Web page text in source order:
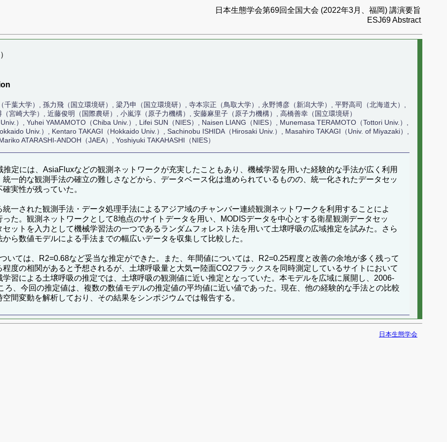
日本生態学会第69回全国大会 (2022年3月、福岡) 講演要旨
ESJ69 Abstract
葉大学）, 孫力飛（国立環境研）, 梁乃申（国立環境研）, 寺本宗正（鳥取大学）, 永野博彦（新潟大学）, 平野高司（北海道大）,
宮崎大学）, 近藤俊明（国際農研）, 小嵐淳（原子力機構）, 安藤麻里子（原子力機構）, 高橋善幸（国立環境研）
）, Yuhei YAMAMOTO（Chiba Univ.）, Lifei SUN（NIES）, Naisen LIANG（NIES）, Munemasa TERAMOTO（Tottori Univ.）,
Univ.）, Kentaro TAKAGI（Hokkaido Univ.）, Sachinobu ISHIDA（Hirosaki Univ.）, Masahiro TAKAGI（Univ. of Miyazaki）,
ATARASHI-ANDOH（JAEA）, Yoshiyuki TAKAHASHI（NIES）
定には、AsiaFluxなどの観測ネットワークが充実したこともあり、機械学習を用いた経験的な手法が広く利用
一的な観測手法の確立の難しさなどから、データベース化は進められているものの、統一化されたデータセッ
実性が残っていた。
一された観測手法・データ処理手法によるアジア域のチャンバー連続観測ネットワークを利用することによ
た。観測ネットワークとして8地点のサイトデータを用い、MODISデータを中心とする衛星観測データセッ
ットを入力として機械学習法の一つであるランダムフォレスト法を用いて土壌呼吸の広域推定を試みた。さら
ら数値モデルによる手法までの幅広いデータを収集して比較した。
いては、R2=0.68など妥当な推定ができた。また、年間値については、R2=0.25程度と改善の余地が多く残って
度の相関があると予想されるが、土壌呼吸量と大気ー陸面CO2フラックスを同時測定しているサイトにおいて
習による土壌呼吸の推定では、土壌呼吸の観測値に近い推定となっていた。本モデルを広域に展開し、2006-
、今回の推定値は、複数の数値モデルの推定値の平均値に近い値であった。現在、他の経験的な手法との比較
間変動を解析しており、その結果をシンポジウムでは報告する。
日本生態学会